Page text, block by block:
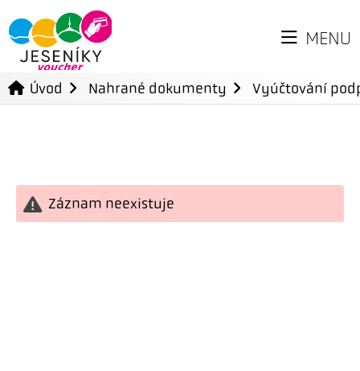
MENU
Úvod Nahrané dokumenty Vyúčtování
Záznam neexistuje